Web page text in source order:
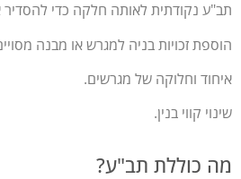
תב"ע נקודתית לאותה חלקה כדי להסדיר
הוספת זכויות בניה למגרש או מבנה
איחוד וחלוקה של מגרשים.
שינוי קווי בנין.
מה כוללת תב"ע?